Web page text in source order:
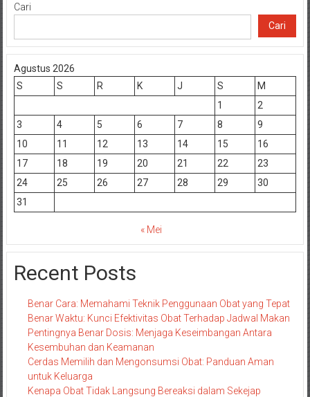
Cari
Cari
Agustus 2026
S
S R K J S
M
1
2
3
4 5 6 7 8
9
10
11 12 13 14 15
16
17
18 19 20 21 22
23
24
25 26 27 28 29
30
31
« Mei
Recent Posts
Benar Cara: Memahami Teknik Penggunaan Obat yang Tepat
Benar Waktu: Kunci Efektivitas Obat Terhadap Jadwal Makan
Pentingnya Benar Dosis: Menjaga Keseimbangan Antara
Kesembuhan dan Keamanan
Cerdas Memilih dan Mengonsumsi Obat: Panduan Aman
untuk Keluarga
Kenapa Obat Tidak Langsung Bereaksi dalam Sekejap